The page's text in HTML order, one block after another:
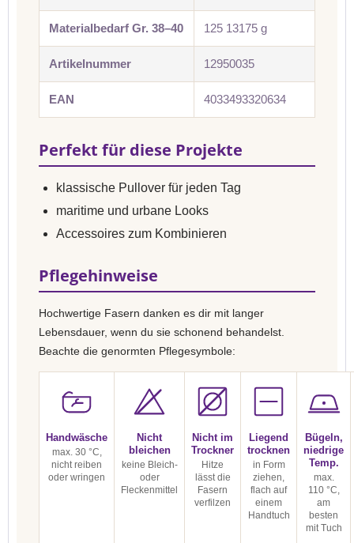
Materialbedarf Gr. 38–40 125 13175 g
Artikelnummer 12950035
EAN 4033493320634
Perfekt für diese Projekte
klassische Pullover für jeden Tag
maritime und urbane Looks
Accessoires zum Kombinieren
Pflegehinweise
Hochwertige Fasern danken es dir mit langer
Lebensdauer, wenn du sie schonend behandelst.
Beachte die genormten Pflegesymbole:
Handwäsche
max. 30 °C,
nicht reiben
oder wringen
Nicht
bleichen
keine Bleich-
oder
Fleckenmittel
Nicht im
Trockner
Hitze
lässt die
Fasern
verfilzen
Liegend
trocknen
in Form
ziehen,
flach auf
einem
Handtuch
Bügeln,
niedrige
Temp.
max.
110 °C,
am
besten
mit Tuch